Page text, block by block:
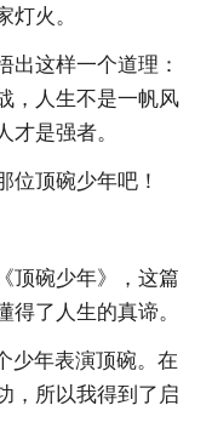
灯火。
出这样一个道理：
，人生不是一帆风
才是强者。
位顶碗少年吧！
顶碗少年》，这篇
了人生的真谛。
少年表演顶碗。在
，所以我得到了启